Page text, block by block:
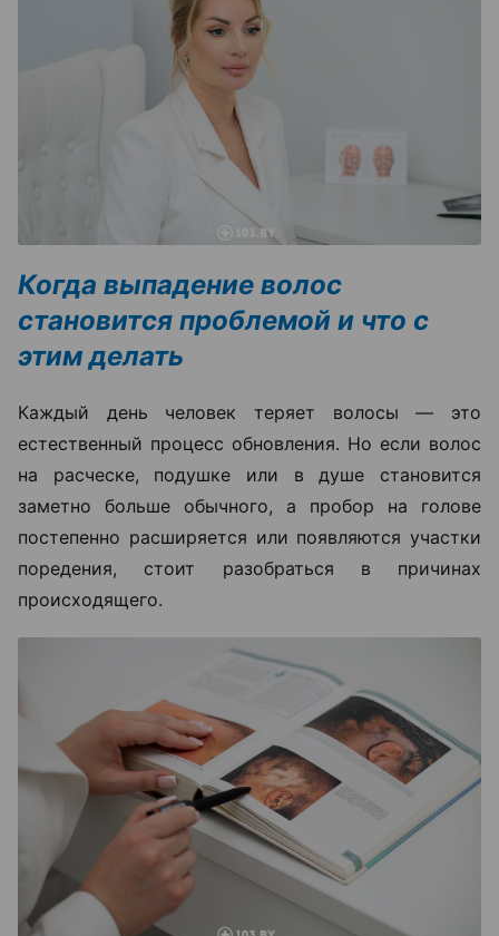
Когда выпадение волос
становится проблемой и что с
этим делать
Каждый день человек теряет волосы — это
естественный процесс обновления. Но если волос
на расческе, подушке или в душе становится
заметно больше обычного, а пробор на голове
постепенно расширяется или появляются участки
поредения, стоит разобраться в причинах
происходящего.